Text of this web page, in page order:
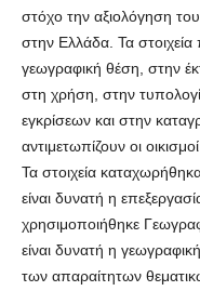
στόχο την αξιολόγηση
στην Ελλάδα. Τα
γεωγραφική θέση, στην
στη χρήση, στην
εγκρίσεων και στην
αντιμετωπίζουν οι
Τα στοιχεία
είναι δυνατή η
χρησιμοποιήθηκε
είναι δυνατή η
των απαραίτητων